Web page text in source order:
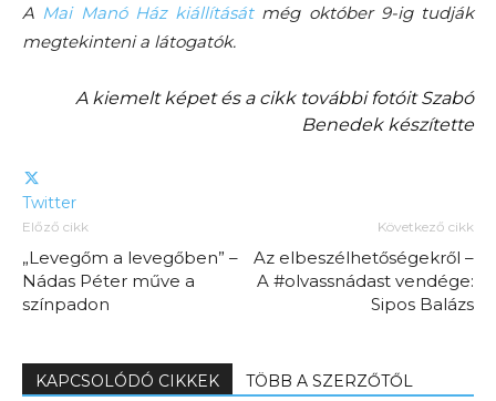
A Mai Manó Ház kiállításátmég október 9-ig tudják
megtekinteni a látogatók.
A kiemelt képet és a cikk további fotóit Szabó
Benedek készítette
Twitter
Előző cikk
„Levegőm a levegőben” –
Nádas Péter műve a
színpadon
Következő cikk
Az elbeszélhetőségekről –
A #olvassnádast vendége:
Sipos Balázs
KAPCSOLÓDÓ CIKKEK TÖBB A SZERZŐTŐL